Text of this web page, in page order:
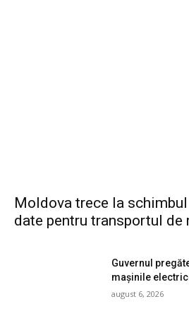
Moldova trece la
date pentru transportul de
Guvernul
mașinile
august 6, 2026